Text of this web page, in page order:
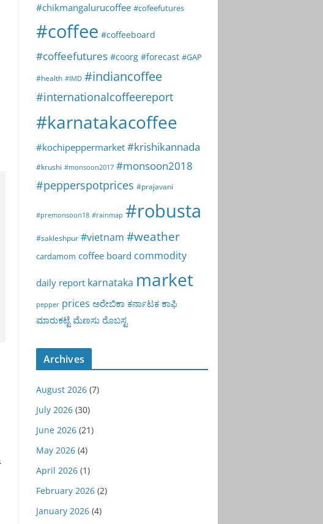
#chikmangalurucoffee #cofeefutures
#coffee #coffeeboard
#coffeefutures #coorg #forecast #GAP
#health #IMD #indiancoffee
#internationalcoffeereport
#karnatakacoffee
#kochipeppermarket #krishikannada
#krushi #monsoon2017 #monsoon2018
#pepperspotprices #prajavani
#premonsoon18 #rainmap #robusta
#sakleshpur #vietnam #weather
cardamom coffee board commodity
daily report karnataka market
pepper prices ಅರೇಬಿಕಾ ಕರ್ನಾಟಕ ಕಾಫಿ
ಮಾರುಕಟ್ಟೆ ಮೆಣಸು ರೊಬಸ್ಟ
Archives
August 2026(7)
July 2026(30)
June 2026(21)
May 2026(4)
April 2026(1)
February 2026(2)
January 2026(4)